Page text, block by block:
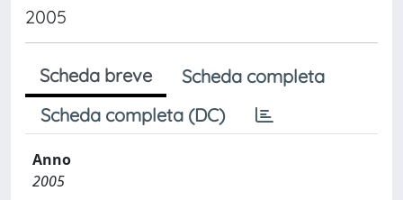
2005
Scheda breve
Scheda completa
Scheda completa (DC)
Anno
2005